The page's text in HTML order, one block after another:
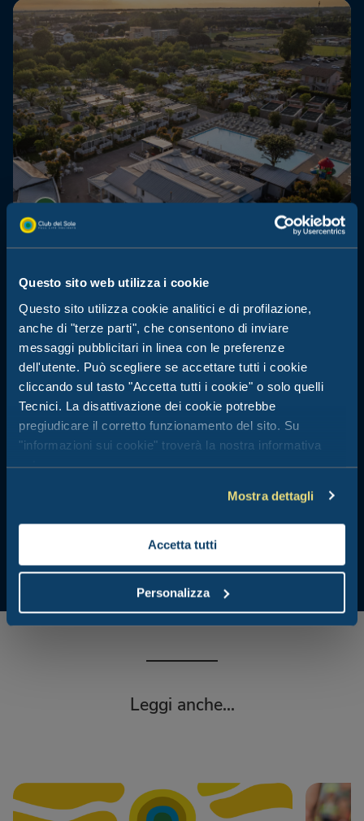
Questo sito web utilizza i cookie
Questo sito utilizza cookie analitici e di profilazione,
anche di "terze parti", che consentono di inviare
messaggi pubblicitari in linea con le preferenze
dell'utente. Può scegliere se accettare tutti i cookie
cliccando sul tasto "Accetta tutti i cookie" o solo quelli
Tecnici. La disattivazione dei cookie potrebbe
pregiudicare il corretto funzionamento del sito. Su
"informazioni sui cookie" troverà la nostra informativa
estesa.
Mostra dettagli
Accetta tutti
Personalizza
Village
Cervia - Emilia Romagna
All’ombra della pineta di Cervia, perfetto per vivere il mare, la
natura e il divertimento della riviera romagnola
Nel cuore di Cervia e a pochi minuti da Cesenatico e Milano
Marittima
Villaggio per famiglie immerso nella natura
Piscina, ristorante interno, servizio spiaggia
Leggi anche...